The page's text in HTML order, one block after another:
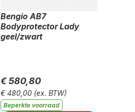
Bengio AB7
Bodyprotector Lady
geel/zwart
€ 580,80
€ 480,00 (ex. BTW)
Beperkte voorraad